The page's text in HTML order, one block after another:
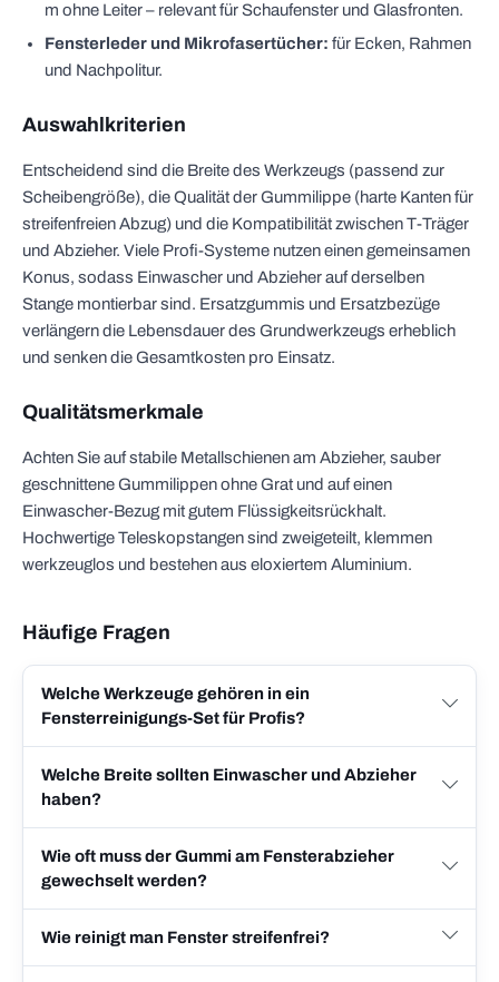
m ohne Leiter – relevant für Schaufenster und Glasfronten.
Fensterleder und Mikrofasertücher: für Ecken, Rahmen
und Nachpolitur.
Auswahlkriterien
Entscheidend sind die Breite des Werkzeugs (passend zur
Scheibengröße), die Qualität der Gummilippe (harte Kanten für
streifenfreien Abzug) und die Kompatibilität zwischen T-Träger
und Abzieher. Viele Profi-Systeme nutzen einen gemeinsamen
Konus, sodass Einwascher und Abzieher auf derselben
Stange montierbar sind. Ersatzgummis und Ersatzbezüge
verlängern die Lebensdauer des Grundwerkzeugs erheblich
und senken die Gesamtkosten pro Einsatz.
Qualitätsmerkmale
Achten Sie auf stabile Metallschienen am Abzieher, sauber
geschnittene Gummilippen ohne Grat und auf einen
Einwascher-Bezug mit gutem Flüssigkeitsrückhalt.
Hochwertige Teleskopstangen sind zweigeteilt, klemmen
werkzeuglos und bestehen aus eloxiertem Aluminium.
Häufige Fragen
Welche Werkzeuge gehören in ein
Fensterreinigungs-Set für Profis?
Welche Breite sollten Einwascher und Abzieher
haben?
Wie oft muss der Gummi am Fensterabzieher
gewechselt werden?
Wie reinigt man Fenster streifenfrei?